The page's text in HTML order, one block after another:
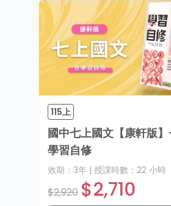
115上
國中七上國文【康軒版
學習自修
效期： 3年 | 授課時數： 22 小時
$2,920 $2,710